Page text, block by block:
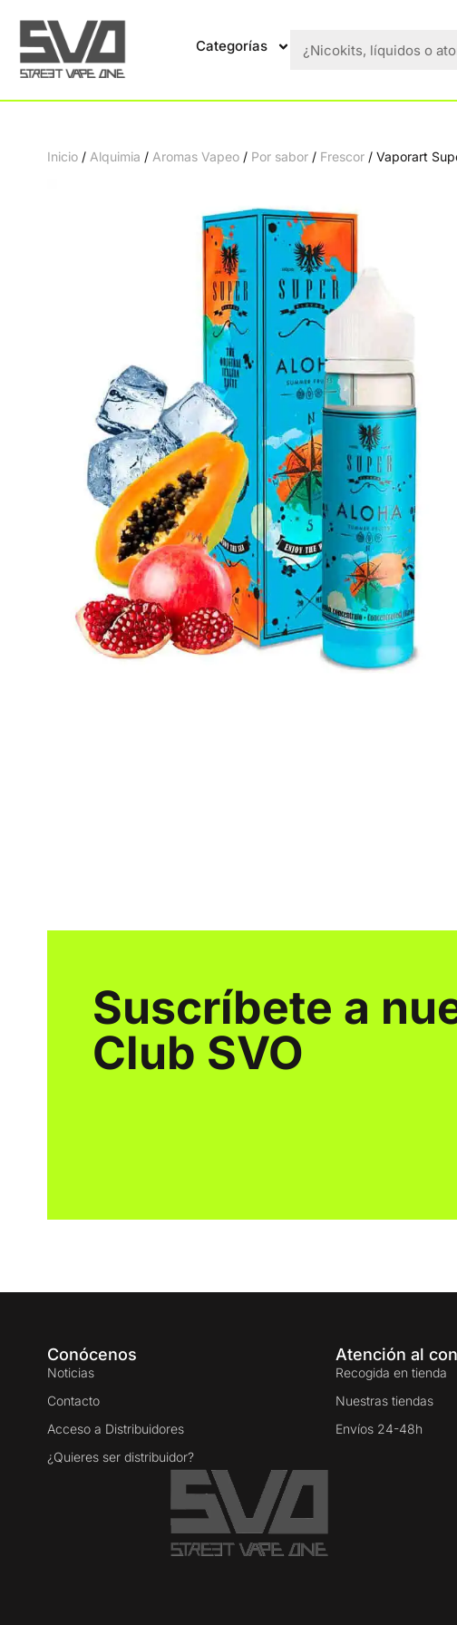
Categorías
Inicio / Alquimia / Aromas Vapeo / Por sabor / Frescor / Vaporart
Suscríbete a
Club SVO
Conócenos
Noticias
Contacto
Acceso a Distribuidores
¿Quieres ser distribuidor?
Atención al
Recogida en tienda
Nuestras tiendas
Envíos 24-48h